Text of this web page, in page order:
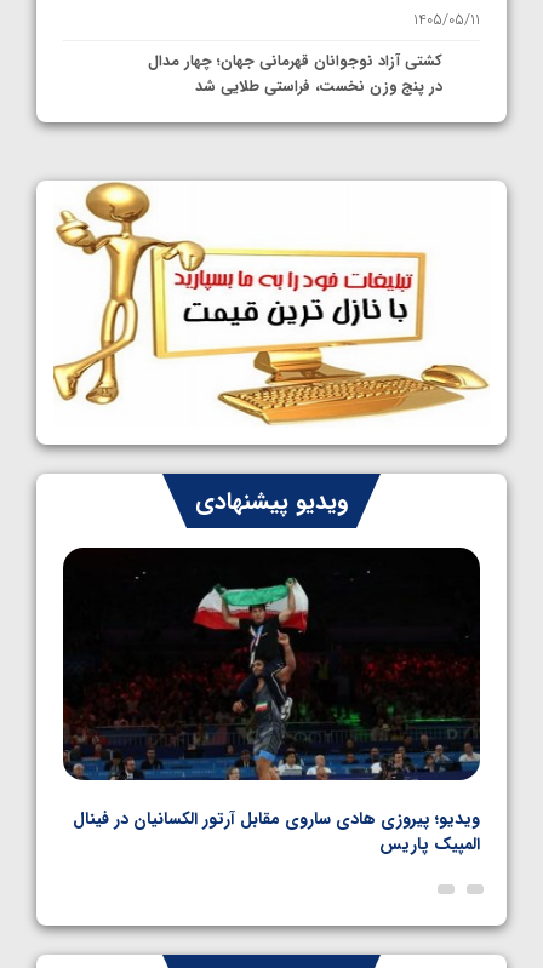
1405/05/11
کشتی آزاد نوجوانان قهرمانی جهان؛ چهار مدال
در پنج وزن نخست، فراستی طلایی شد
1405/05/11
کشتی آزاد نوجوانان جهان؛ رقبای نمایندگان
ایران مشخص شدند
1405/05/08
کشتی فرنگی نوجوانان جهان؛ سکوی تیمی
سوم برای ایران
1405/05/07
ایران چشم به راه چهار مدال در پنج وزن دوم
کشتی فرنگی نوجوانان جهان
1405/05/06
ویدیو پیشنهادی
ویدیو؛ پیروزی هادی ساروی مقابل آرتور الکسانیان در فینال
المپیک پاریس